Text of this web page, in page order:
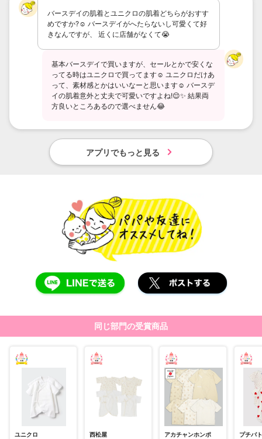
バースデイの肌着とユニクロの肌着どちらがおすす
めですか?☺️ バースデイがへたらないし可愛くて好
きなんですが、 近くに店舗がなくて😭
基本バースデイで買いますが、セールとかで安くな
ってる時はユニクロで買ってます☺️ ユニクロだけあ
って、素材感とかはいいなーと思います☺️ バースデ
イの肌着意外と丈夫で可愛いですよね!😌✨ 結果両
方良いところあるので選べません😂
アプリでもっと見る
同じ部門の受賞商品
ユニクロ 西松屋 アカチャンホンポ プチバ